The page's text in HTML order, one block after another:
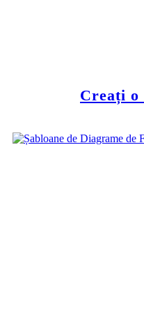
Creați o